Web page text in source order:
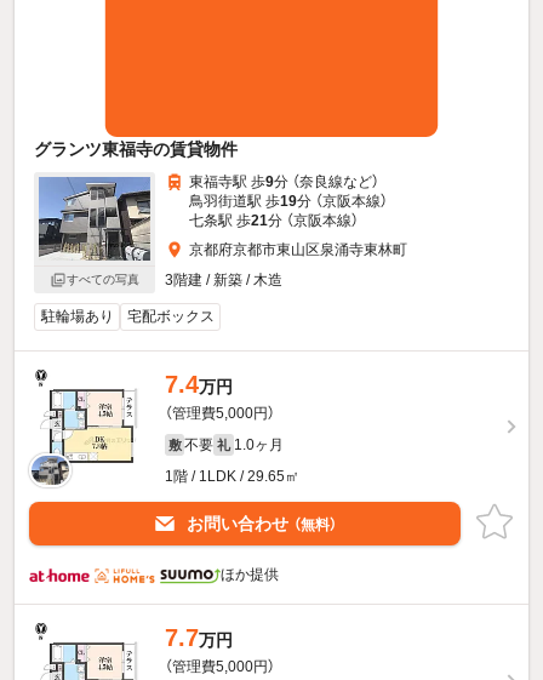
グランツ東福寺の賃貸物件
すべての写真
東福寺駅 歩9分 （奈良線など）
鳥羽街道駅 歩19分 （京阪本線）
七条駅 歩21分 （京阪本線）
京都府京都市東山区泉涌寺東林町
3階建 / 新築 / 木造
駐輪場あり 宅配ボックス
7.4万円
（管理費5,000円）
敷 不要 礼 1.0ヶ月
1階 / 1LDK / 29.65㎡
お問い合わせ （無料）
ほか提供
7.7万円
（管理費5,000円）